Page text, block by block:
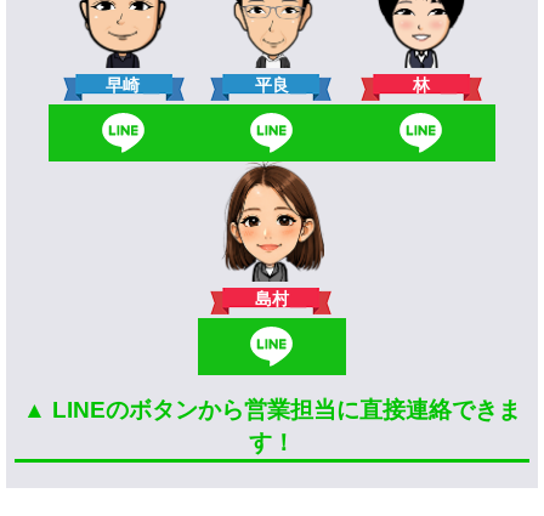
早崎 平良 林
島村
▲ LINEのボタンから営業担当に直接連絡できま
す！